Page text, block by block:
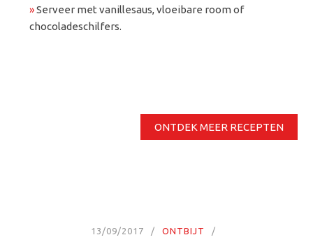
»Serveer met vanillesaus, vloeibare room of
chocoladeschilfers.
ONTDEK MEER RECEPTEN
13/09/2017 ONTBIJT